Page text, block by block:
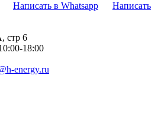
Написать в Whatsapp
Написать
стр 6
18:00
energy.ru